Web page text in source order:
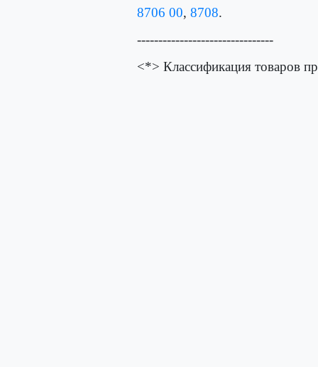
8706 00, 8708.
--------------------------------
<*> Классификация товаров